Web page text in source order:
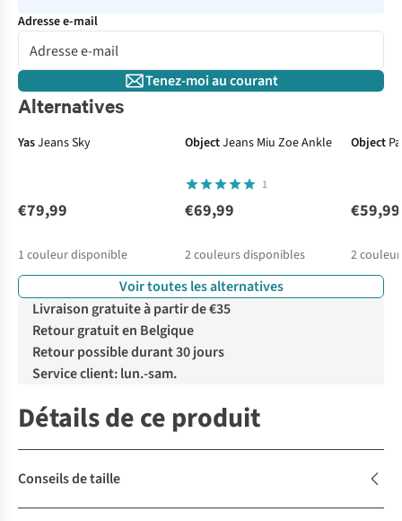
Adresse e-mail
Tenez-moi au courant
Alternatives
YasJeans Sky
€79,99
1 couleur disponible
ObjectJeans Miu Zoe Ankle
1
€69,99
2couleurs disponibles
%
Object
€59,99
2
Voir toutes les alternatives
Livraison gratuite à partir de €35
Retour gratuit en Belgique
Retour possible durant 30 jours
Service client: lun.-sam.
Détails de ce produit
Conseils de taille